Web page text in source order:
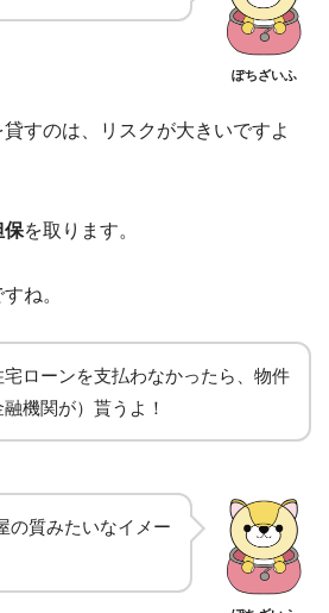
ぽちざいふ
すのは、リスクが大きいですよ
保を取ります。
ね。
宅ローンを支払わなかったら、物件
機関が）貰うよ！
の質みたいなイメー